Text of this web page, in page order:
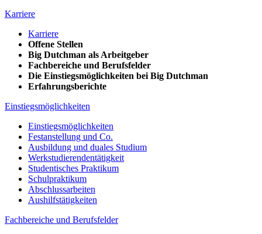
Karriere
Karriere
Offene Stellen
Big Dutchman als Arbeitgeber
Fachbereiche und Berufsfelder
Die Einstiegsmöglichkeiten bei Big Dutchman
Erfahrungsberichte
Einstiegsmöglichkeiten
Einstiegsmöglichkeiten
Festanstellung und Co.
Ausbildung und duales Studium
Werkstudierendentätigkeit
Studentisches Praktikum
Schulpraktikum
Abschlussarbeiten
Aushilfstätigkeiten
Fachbereiche und Berufsfelder